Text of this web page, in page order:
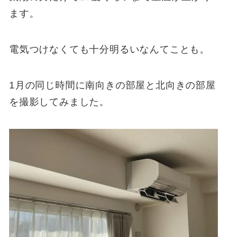
ます。
電気つけなくても十分明るいなんてことも。
1月の同じ時間に南向きの部屋と北向きの部屋
を撮影してみました。